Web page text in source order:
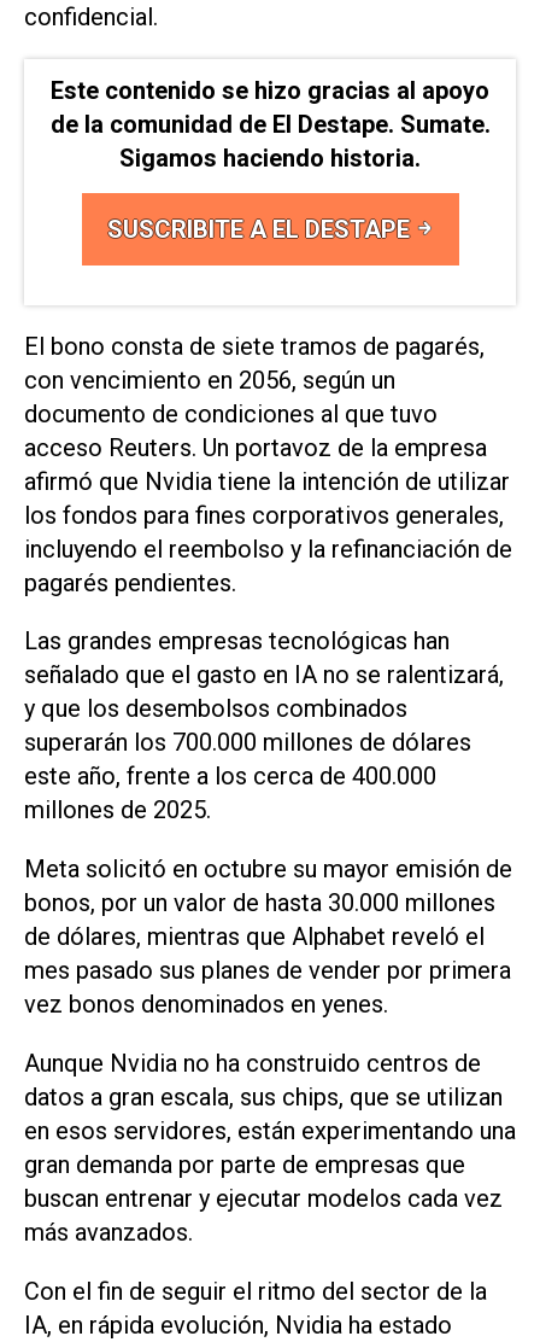
confidencial.
Este contenido se hizo gracias al apoyo
de la comunidad de El Destape. Sumate.
Sigamos haciendo historia.
SUSCRIBITE A EL DESTAPE
El bono consta de siete tramos de pagarés,
con vencimiento en ⁠2056, según un
documento de condiciones al ​que tuvo
acceso Reuters. Un portavoz ‌de la empresa
afirmó que ‌Nvidia tiene la intención de utilizar
los fondos ⁠para fines corporativos generales,
incluyendo el reembolso y la refinanciación de
pagarés pendientes.
Las grandes empresas tecnológicas han
señalado que el gasto en IA no se ralentizará, ​
y ‌que los desembolsos combinados
superarán los 700.000 millones de dólares
este año, frente a los cerca de 400.000
millones de 2025.
Meta solicitó en octubre su mayor emisión de
bonos, por un ⁠valor de hasta 30.000 millones
de dólares, mientras que Alphabet reveló el
mes pasado sus planes de vender por primera
vez bonos denominados en yenes.
Aunque Nvidia no ha construido centros de
datos a gran escala, sus chips, que se utilizan
en esos servidores, están experimentando una
‌gran demanda por parte de empresas que
buscan entrenar y ejecutar modelos cada vez
más avanzados.
Con el fin de seguir el ritmo del sector de la
IA, en rápida evolución, Nvidia ha estado